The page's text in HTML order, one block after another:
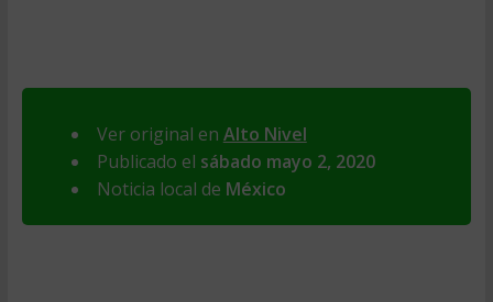
Ver original en Alto Nivel
Publicado el sábado mayo 2, 2020
Noticia local de México